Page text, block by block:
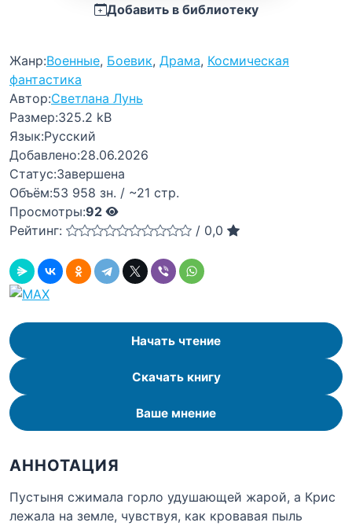
Добавить в библиотеку
Жанр:Военные, Боевик, Драма, Космическая
фантастика
Автор:Светлана Лунь
Размер:325.2 kB
Язык:Русский
Добавлено:28.06.2026
Статус:Завершена
Объём:53 958 зн. / ~21 стр.
Просмотры:92
Рейтинг:
/ 0,0
Начать чтение
Скачать книгу
Ваше мнение
АННОТАЦИЯ
Пустыня сжимала горло удушающей жарой, а Крис
лежала на земле, чувствуя, как кровавая пыль